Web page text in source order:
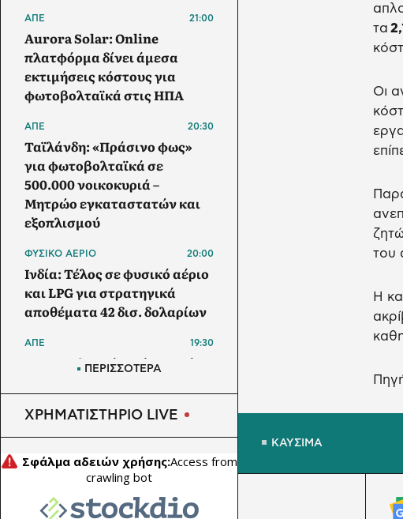
τα
Οι
του
Η
ΚΑΥΣΙΜΑ
ΑΠΕ 21:00
Aurora Solar: Online
πλατφόρμα δίνει άμεσα
εκτιμήσεις κόστους για
φωτοβολταϊκά στις ΗΠΑ
ΑΠΕ 20:30
Ταϊλάνδη: «Πράσινο φως»
για φωτοβολταϊκά σε
500.000 νοικοκυριά –
Μητρώο εγκαταστατών και
εξοπλισμού
ΦΥΣΙΚΟ ΑΕΡΙΟ 20:00
Ινδία: Τέλος σε φυσικό αέριο
και LPG για στρατηγικά
αποθέματα 42 δισ. δολαρίων
ΑΠΕ 19:30
Μπανγκλαντές: Πάνω από 1
στέγες – Στα 5,5 GW ο στόχος
έως το 2030
Το Nissan Qashqai με το νέο
σύστημα e-POWER κατακτά
ρεκόρ Guinness
ΠΕΡΙΣΣΟΤΕΡΑ
ΧΡΗΜΑΤΙΣΤΗΡΙΟ LIVE